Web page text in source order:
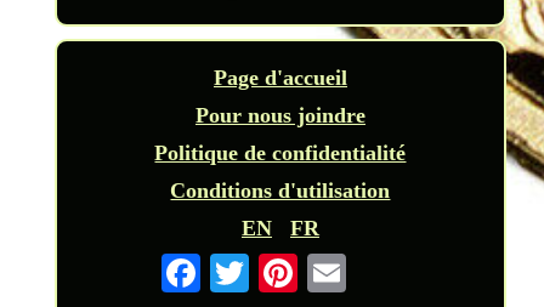
Page d'accueil
Pour nous joindre
Politique de confidentialité
Conditions d'utilisation
EN
FR